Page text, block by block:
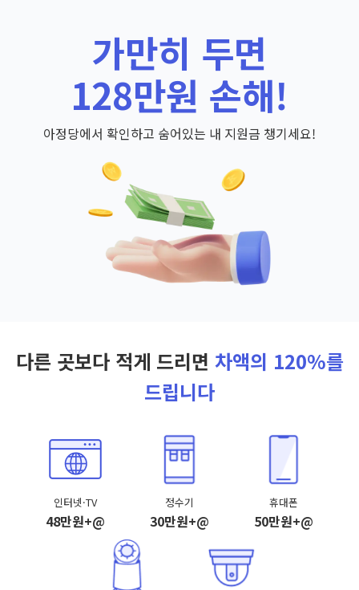
가만히 두면
128만원 손해!
아정당에서 확인하고 숨어있는 내 지원금 챙기세요!
다른 곳보다 적게 드리면 차액의 120%를
드립니다
인터넷·TV
48만원+@
정수기
30만원+@
휴대폰
50만원+@